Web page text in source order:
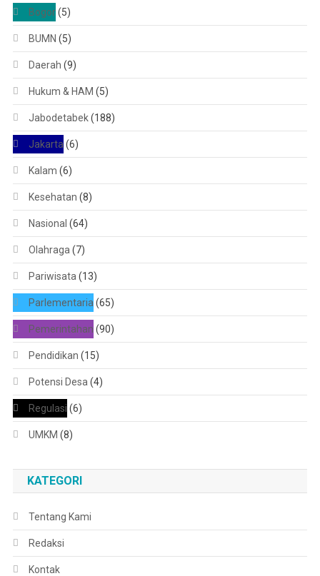
Bogor(5)
BUMN (5)
Daerah (9)
Hukum & HAM (5)
Jabodetabek(188)
Jakarta (6)
Kalam (6)
Kesehatan (8)
Nasional (64)
Olahraga (7)
Pariwisata (13)
Parlementaria (65)
Pemerintahan (90)
Pendidikan (15)
Potensi Desa (4)
Regulasi (6)
UMKM (8)
KATEGORI
Tentang Kami
Redaksi
Kontak